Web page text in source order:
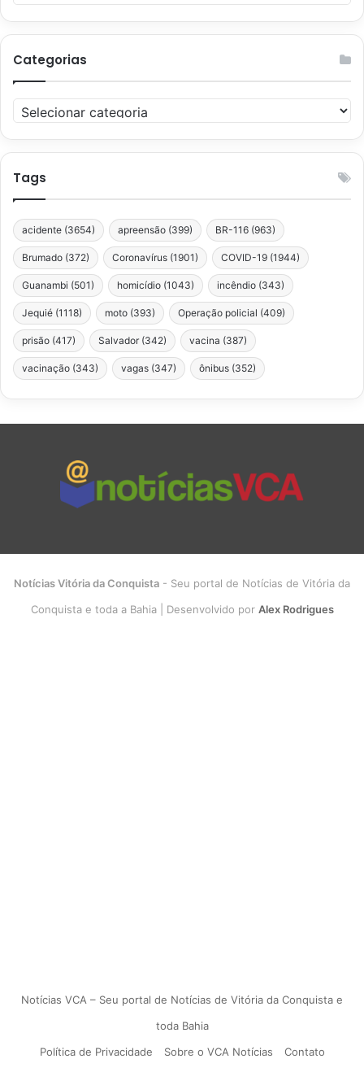
Categorias
Categorias
Tags
acidente (3654) apreensão (399) BR-116 (963)
Brumado (372) Coronavírus (1901) COVID-19 (1944)
Guanambi (501) homicídio (1043) incêndio (343)
Jequié (1118) moto (393) Operação policial (409)
prisão (417) Salvador (342) vacina (387)
vacinação (343) vagas (347) ônibus (352)
Notícias Vitória da Conquista - Seu portal de Notícias de Vitória da
Conquista e toda a Bahia | Desenvolvido por Alex Rodrigues
Notícias VCA – Seu portal de Notícias de Vitória da Conquista e
toda Bahia
Política de Privacidade
Sobre o VCA Notícias Contato